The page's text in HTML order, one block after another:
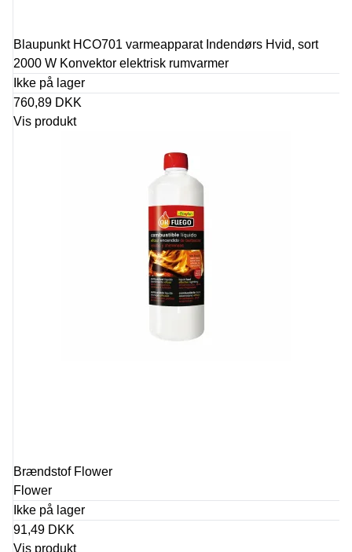
Blaupunkt HCO701 varmeapparat Indendørs Hvid, sort
2000 W Konvektor elektrisk rumvarmer
Ikke på lager
760,89 DKK
Vis produkt
Brændstof Flower
Flower
Ikke på lager
91,49 DKK
Vis produkt